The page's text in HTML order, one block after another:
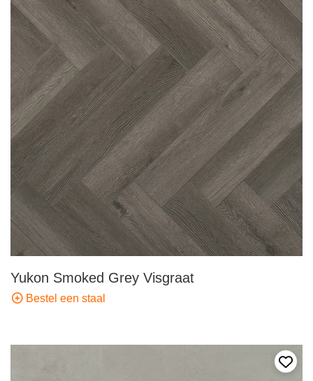
Yukon Smoked Grey Visgraat
Bestel een staal
Voeg